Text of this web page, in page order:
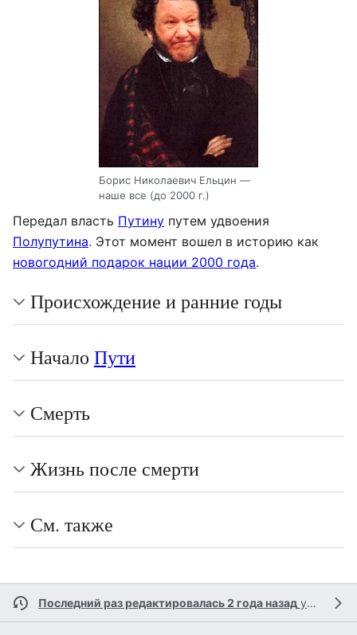
Борис Николаевич Ельцин —
наше все (до 2000 г.)
Передал власть Путину путем удвоения
Полупутина. Этот момент вошел в историю как
новогодний подарок нации 2000 года.
Происхождение и ранние годы
Начало Пути
Смерть
Жизнь после смерти
См. также
Последний раз редактировалась 2 года назад участником